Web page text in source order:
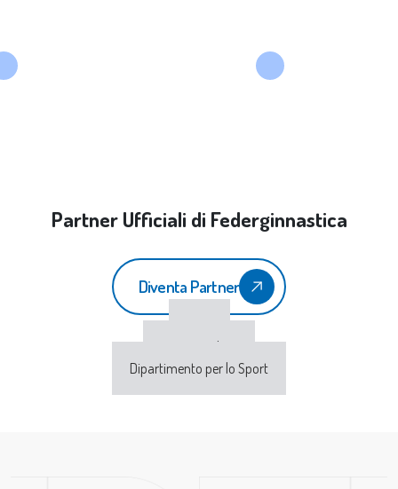
Partner Ufficiali di Federginnastica
Diventa Partner
Sport e Salute
Dipartimento per lo Sport